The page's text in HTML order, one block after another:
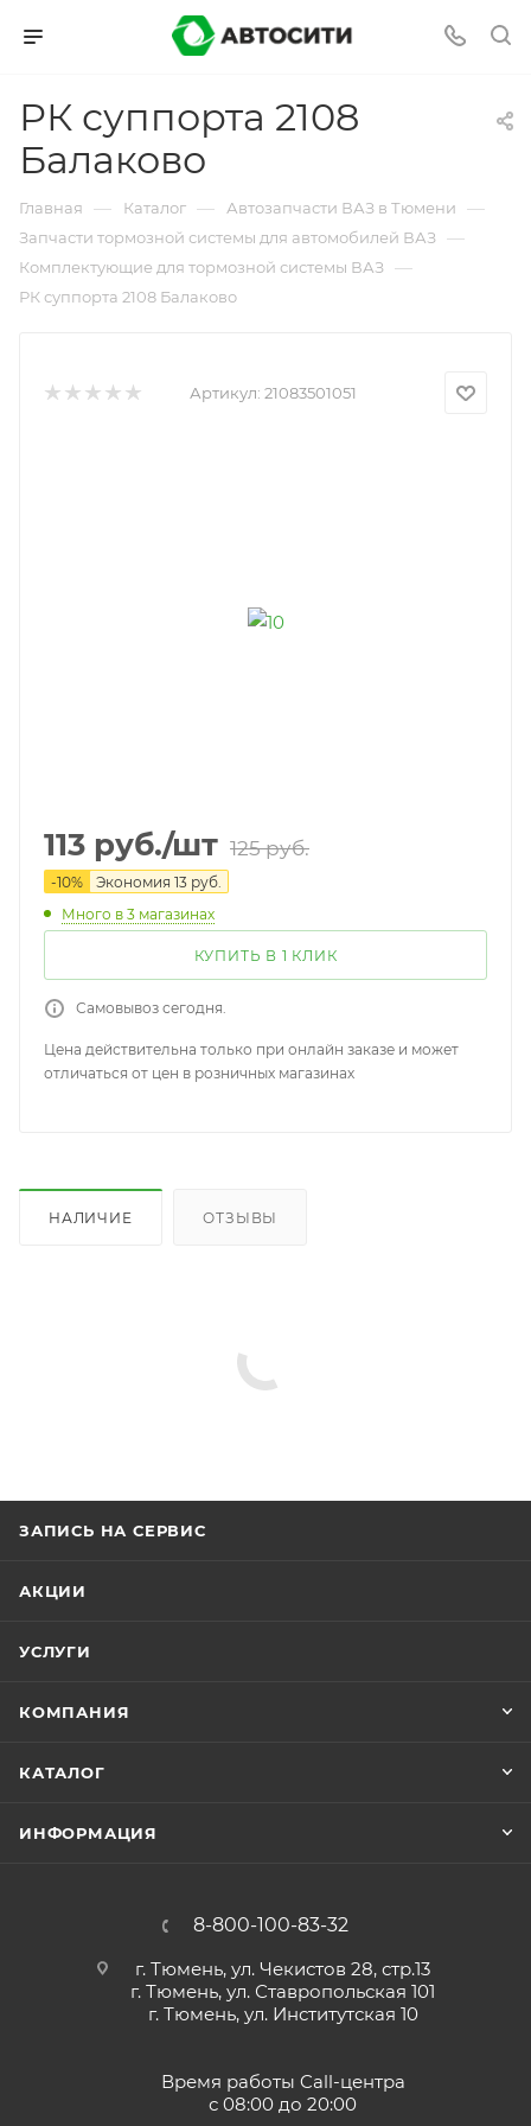
РК суппорта 2108
Балаково
Главная — Каталог — Автозапчасти ВАЗ в Тюмени —
Запчасти тормозной системы для автомобилей ВАЗ —
Комплектующие для тормозной системы ВАЗ —
РК суппорта 2108 Балаково
Артикул: 21083501051
113 руб./шт 125руб.
-10% Экономия 13 руб.
Много в 3 магазинах
КУПИТЬ В 1 КЛИК
Самовывоз сегодня.
Цена действительна только при онлайн заказе и может
отличаться от цен в розничных магазинах
НАЛИЧИЕ ОТЗЫВЫ
ЗАПИСЬ НА СЕРВИС
АКЦИИ
УСЛУГИ
КОМПАНИЯ
КАТАЛОГ
ИНФОРМАЦИЯ
8-800-100-83-32
г. Тюмень, ул. Чекистов 28, стр.13
г. Тюмень, ул. Ставропольская 101
г. Тюмень, ул. Институтская 10
Время работы Call-центра
с 08:00 до 20:00